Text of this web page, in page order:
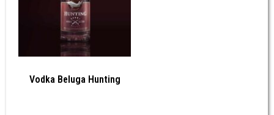
Vodka Beluga Hunting